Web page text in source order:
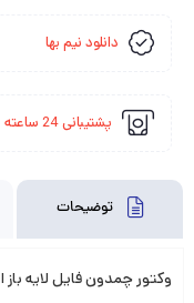
دانلود نیم بها
پشتیبانی 24 ساعته
توضیحات
وکتور چمدون فایل لایه باز